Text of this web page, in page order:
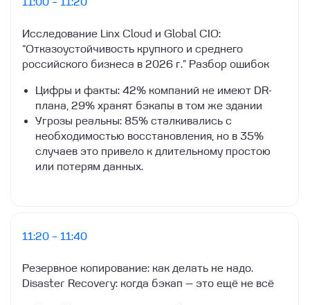
Исследование Linx Cloud и Global CIO:
“Отказоустойчивость крупного и среднего
российского бизнеса в 2026 г.” Разбор ошибок
Цифры и факты: 42% компаний не имеют DR-
плана, 29% хранят бэкапы в том же здании
Угрозы реальны: 85% сталкивались с
необходимостью восстановления, но в 35%
случаев это привело к длительному простою
или потерям данных.
11:20 – 11:40
Резервное копирование: как делать не надо.
Disaster Recovery: когда бэкап — это ещё не всё